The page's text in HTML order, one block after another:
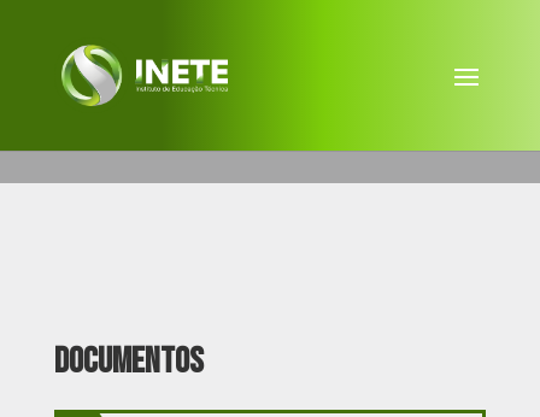
DOCUMENTOS